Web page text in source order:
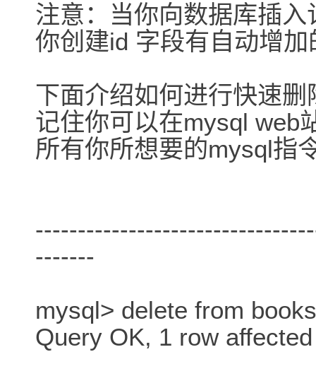
注意：当你向数据库插
你创建id 字段有自动增加
下面介绍如何进行快速
记住你可以在mysql web
所有你所想要的mysql指
-------
mysql> delete from
Query OK, 1 row